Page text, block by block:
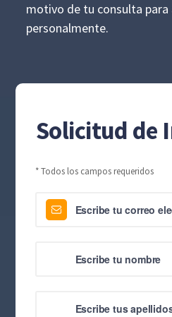
motivo de tu consulta
personalmente.
Solicitud de
* Todos los campos requeridos